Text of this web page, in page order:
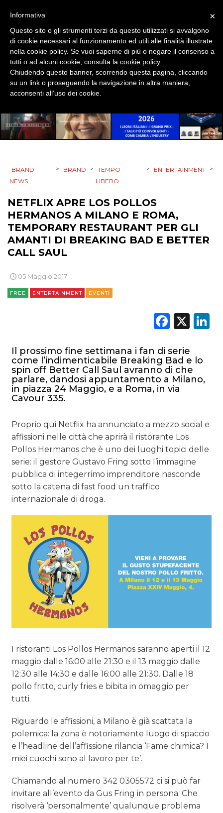
STRATEGIE
CINEMA
DIGITALE
ESTERNA
TV
DATI
RICERCHE
TREND
CASE HISTORY
OPINIONI
BRAND
NEWS
> BRAND > TEMPO
LIBERO
> ENTERTAINMENT >
NETFLIX APRE LOS POLLOS
HERMANOS A MILANO E ROMA,
TEMPORARY RESTAURANT PER GLI
AMANTI DI BREAKING BAD E BETTER
CALL SAUL
05 Maggio 2017
FREE ENTERTAINMENT EVENTI
X
Il prossimo fine settimana i fan di serie
come l’indimenticabile Breaking Bad e lo
spin off Better Call Saul avranno di che
parlare, dandosi appuntamento a Milano,
in piazza 24 Maggio, e a Roma, in via
Cavour 335.
Proprio qui Netflix ha annunciato a mezzo social e
affissioni nelle città che aprirà il ristorante Los
Pollos Hermanos che è uno dei luoghi topici delle
serie: il gestore Gustavo Fring sotto l’immagine
pubblica di integerrimo imprenditore nasconde
sotto la catena di fast food un traffico
internazionale di droga.
I ristoranti Los Pollos Hermanos saranno aperti il 12
maggio dalle 16:00 alle 21:30 e il 13 maggio dalle
12:30 alle 14:30 e dalle 16:00 alle 21:30. Dalle 18
pollo fritto, curly fries e bibita in omaggio per
tutti.
Riguardo le affissioni, a Milano è già scattata la
polemica: la zona è notoriamente luogo di spaccio
e l’headline dell’affissione rilancia ‘Fame chimica? I
miei cuochi sono al lavoro per te’.
Chiamando al numero 342 0305572 ci si può far
invitare all’evento da Gus Fring in persona. Che
risolverà ‘personalmente’ qualunque problema
×
Informativa
Questo sito o gli strumenti terzi da questo utilizzati si avvalgono
di cookie necessari al funzionamento ed utili alle finalità illustrate
nella cookie policy. Se vuoi saperne di più o negare il consenso a
tutti o ad alcuni cookie, consulta la cookie policy.
Chiudendo questo banner, scorrendo questa pagina, cliccando
su un link o proseguendo la navigazione in altra maniera,
acconsenti all’uso dei cookie.